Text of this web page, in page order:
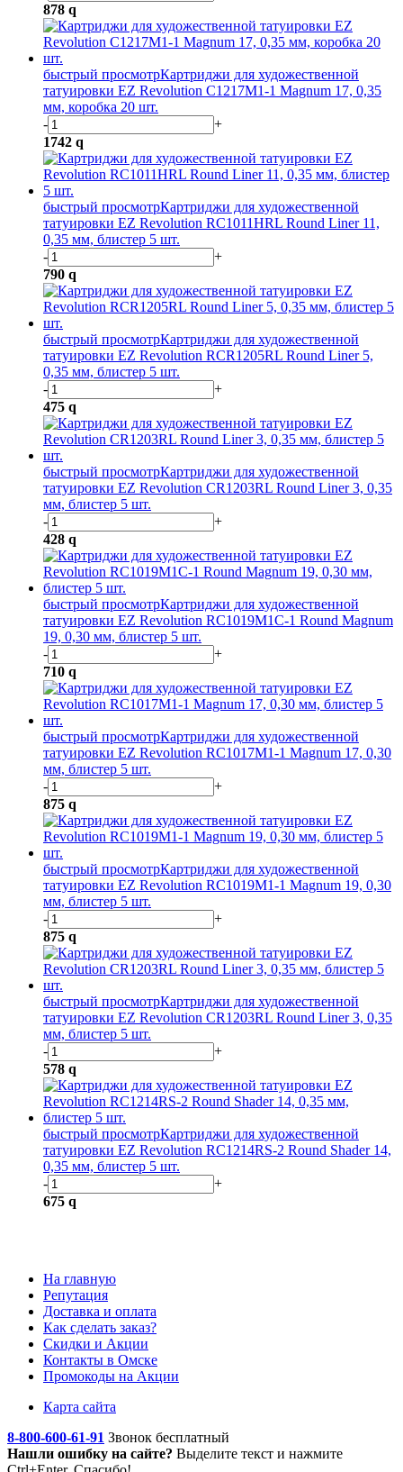
878 q
быстрый просмотрКартриджи для художественной
татуировки EZ Revolution C1217M1-1 Magnum 17, 0,35
мм, коробка 20 шт.
-
+
1742 q
быстрый просмотрКартриджи для художественной
татуировки EZ Revolution RC1011HRL Round Liner 11,
0,35 мм, блистер 5 шт.
-
+
790 q
быстрый просмотрКартриджи для художественной
татуировки EZ Revolution RCR1205RL Round Liner 5,
0,35 мм, блистер 5 шт.
-
+
475 q
быстрый просмотрКартриджи для художественной
татуировки EZ Revolution CR1203RL Round Liner 3, 0,35
мм, блистер 5 шт.
-
+
428 q
быстрый просмотрКартриджи для художественной
татуировки EZ Revolution RC1019M1C-1 Round Magnum
19, 0,30 мм, блистер 5 шт.
-
+
710 q
быстрый просмотрКартриджи для художественной
татуировки EZ Revolution RC1017M1-1 Magnum 17, 0,30
мм, блистер 5 шт.
-
+
875 q
быстрый просмотрКартриджи для художественной
татуировки EZ Revolution RC1019M1-1 Magnum 19, 0,30
мм, блистер 5 шт.
-
+
875 q
быстрый просмотрКартриджи для художественной
татуировки EZ Revolution CR1203RL Round Liner 3, 0,35
мм, блистер 5 шт.
-
+
578 q
быстрый просмотрКартриджи для художественной
татуировки EZ Revolution RC1214RS-2 Round Shader 14,
0,35 мм, блистер 5 шт.
-
+
675 q
На главную
Репутация
Доставка и оплата
Как сделать заказ?
Скидки и Акции
Контакты в Омске
Промокоды на Акции
Карта сайта
8-800-600-61-91 Звонок бесплатный
Нашли ошибку на сайте? Выделите текст и нажмите